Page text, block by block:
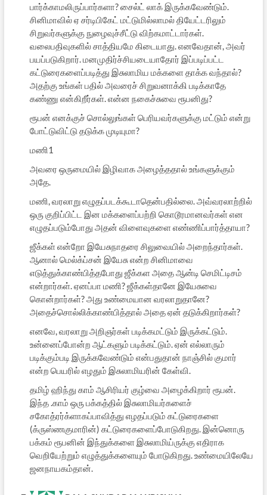
பார்க்காமலிருப்பார்களா? சைல்ட் லாக் இருக்கவேண்டும்.
சினிமாவில் ஏ சர்டிபிகேட் மட்டுமில்லாமல் தியேட்டரிலும்
சிறுவர்களுக்கு நுழைவுச்சீட்டு விற்கமாட்டார்கள்.
வலைபதிவுகளில் சாத்தியமே கிடையாது. எனவேதான், அவர்
பயப்படுகிறார். மனமுதிர்ச்சியடையாதோர் இப்படிப்பட்ட
கட்டுரைகளைப்படித்து இசுலாமிய மக்களை தாக்க வந்தால்?
அதற்கு உங்கள் பதில் அவரைச் சிறுவனாக்கி படிக்காதே
கண்ணு என்கிறீர்கள். என்ன நகைச்சுவை ரூபனிது?
ரூபன் எனக்குச் சொல்லுங்கள் பெரியவர்களுக்கு மட்டும் என்று
போட்டுவிட்டு தடுக்க முடியுமா?
மணி1
அவரை ஒருமையில் இழிவாக அழைத்ததால் உங்களுக்கும்
அதே.
மணி, வரலாறு எழுதப்படக்கூடாதென்பதில்லை. அவ்வரலாற்றில்
ஒரு குறிப்பிட்ட இன மக்களைப்பற்றி கொடூரமானவர்கள் என
எழுதப்படும்போது அதன் விளைவுகளை எண்ணிப்பார்த்தாயா?
ஜீக்கள் என்றோ இயேசுநாதரை சிலுவையில் அறைந்தார்கள்.
ஆனால் மெல்க்ப்சன் இயேசு என்ற சினிமாவை
எடுத்துக்காண்பித்தபோது ஜீக்கள அதை ஆன்டி செமிட்டிசம்
என்றார்கள். ஏனப்பா மணி? ஜீக்கள்தானே இயேசுவை
கொன்றார்கள்? அது உண்மையான வரலாறுதானே?
அதைச்சொல்லிக்காண்பித்தால் அதை ஏன் தடுக்கிறார்கள்?
எனவே, வரலாறு அறிஞர்கள் படிக்கமட்டும் இருக்கட்டும்.
உன்னைப்போன்ற ஆட்களும் படிக்கட்டும். ஏன் எல்லாரும்
படிக்கும்படி இருக்கவேண்டும் என்பதுதான் நாஞ்சில் குமார்
என்ற பெயரில் எழதும் இசுலாமியரின் கேள்வி.
தமிழ் ஹிந்து காம் ஆசிரியர் குழ்வை அழைக்கிறார் ரூபன்.
இந்த .காம் ஒரு பக்கத்தில் இசுலாமியர்களைச்
சகோத்ரர்க்ளாகப்பாவித்து எழதப்படும் கட்டுரைகளை
(க்ருஸ்ணகுமாரின்) கட்டுரைகளைப்போடுகிறது. இன்னொரு
பக்கம் ரூபனின் இந்துக்களை இசுலாமிய்ருக்கு எதிராக
வெறியேற்றும் எழுத்துக்களையும் போடுகிறது. உண்மையிலேயே
ஜனநாயகம்தான்.